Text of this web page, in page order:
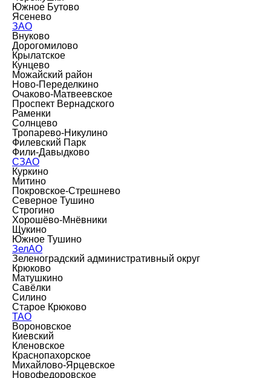
Южное Бутово
Ясенево
ЗАО
Внуково
Дорогомилово
Крылатское
Кунцево
Можайский район
Ново-Переделкино
Очаково-Матвеевское
Проспект Вернадского
Раменки
Солнцево
Тропарево-Никулино
Филевский Парк
Фили-Давыдково
СЗАО
Куркино
Митино
Покровское-Стрешнево
Северное Тушино
Строгино
Хорошёво-Мнёвники
Щукино
Южное Тушино
ЗелАО
Зеленоградский административный округ
Крюково
Матушкино
Савёлки
Силино
Старое Крюково
ТАО
Вороновское
Киевский
Кленовское
Краснопахорское
Михайлово-Ярцевское
Новофедоровское